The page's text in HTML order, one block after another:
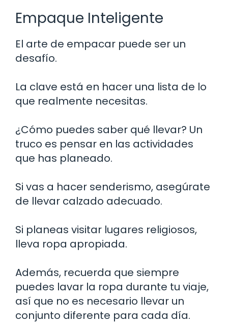
Empaque Inteligente
El arte de empacar puede ser un
desafío.
La clave está en hacer una lista de lo
que realmente necesitas.
¿Cómo puedes saber qué llevar? Un
truco es pensar en las actividades
que has planeado.
Si vas a hacer senderismo, asegúrate
de llevar calzado adecuado.
Si planeas visitar lugares religiosos,
lleva ropa apropiada.
Además, recuerda que siempre
puedes lavar la ropa durante tu viaje,
así que no es necesario llevar un
conjunto diferente para cada día.